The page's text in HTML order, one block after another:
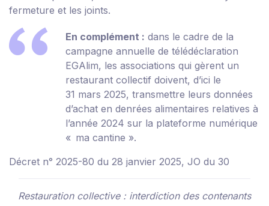
fermeture et les joints.
En complément : dans le cadre de la
campagne annuelle de télédéclaration
EGAlim, les associations qui gèrent un
restaurant collectif doivent, d’ici le
31 mars 2025, transmettre leurs données
d’achat en denrées alimentaires relatives à
l’année 2024 sur la plateforme numérique
« ma cantine ».
Décret n° 2025-80 du 28 janvier 2025, JO du 30
Restauration collective : interdiction des contenants